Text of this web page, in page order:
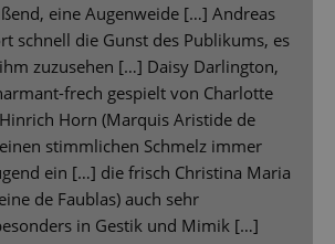
eine Augenweide […] Andreas
schnell die Gunst des Publikums, es
zuzusehen […] Daisy Darlington,
frech gespielt von Charlotte
Horn (Marquis Aristide de
stimmlichen Schmelz immer
ein […] die frisch Christina Maria
de Faublas) auch sehr
in Gestik und Mimik […]